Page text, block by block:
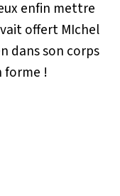
enfin mettre
offert MIchel
dans son corps
forme !